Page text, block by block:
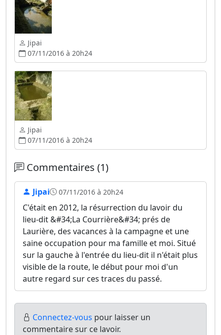
Jipai
07/11/2016 à 20h24
Jipai
07/11/2016 à 20h24
Commentaires (1)
Jipai 07/11/2016 à 20h24
C'était en 2012, la résurrection du lavoir du
lieu-dit &#34;La Courrière&#34; prés de
Laurière, des vacances à la campagne et une
saine occupation pour ma famille et moi. Situé
sur la gauche à l'entrée du lieu-dit il n'était plus
visible de la route, le début pour moi d'un
autre regard sur ces traces du passé.
Connectez-vous pour laisser un
commentaire sur ce lavoir.